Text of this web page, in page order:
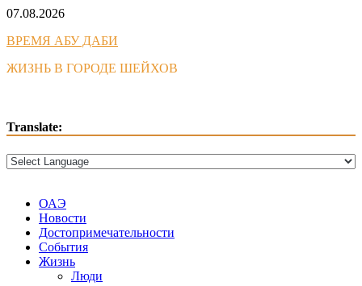
Skip
content
07.08.2026
ВРЕМЯ АБУ ДАБИ
ЖИЗНЬ В ГОРОДЕ ШЕЙХОВ
Translate:
ОАЭ
Новости
Достопримечательности
События
Жизнь
Люди